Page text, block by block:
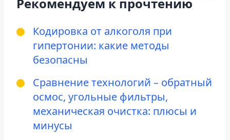
Кодировка от алкоголя при
гипертонии: какие методы
безопасны
Сравнение технологий – обратный
осмос, угольные фильтры,
механическая очистка: плюсы и
минусы